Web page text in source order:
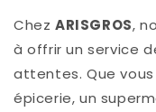
Chez ARISGROS,
à offrir un service
attentes. Que
épicerie, un